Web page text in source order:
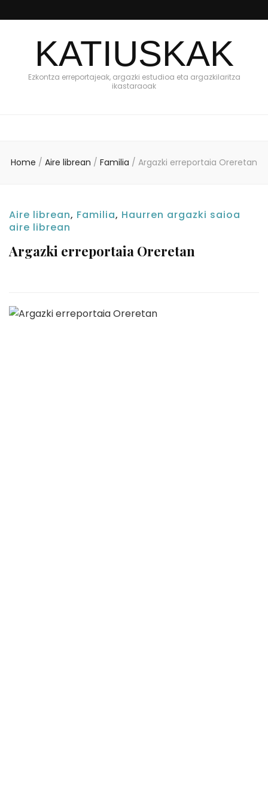
KATIUSKAK
Ezkontza erreportajeak, argazki estudioa eta argazkilaritza
ikastaraoak
Home / Aire librean / Familia / Argazki erreportaia Oreretan
Aire librean, Familia, Haurren argazki saioa
aire librean
Argazki erreportaia Oreretan